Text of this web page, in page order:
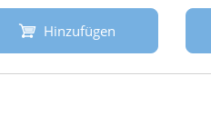
Hinzufügen